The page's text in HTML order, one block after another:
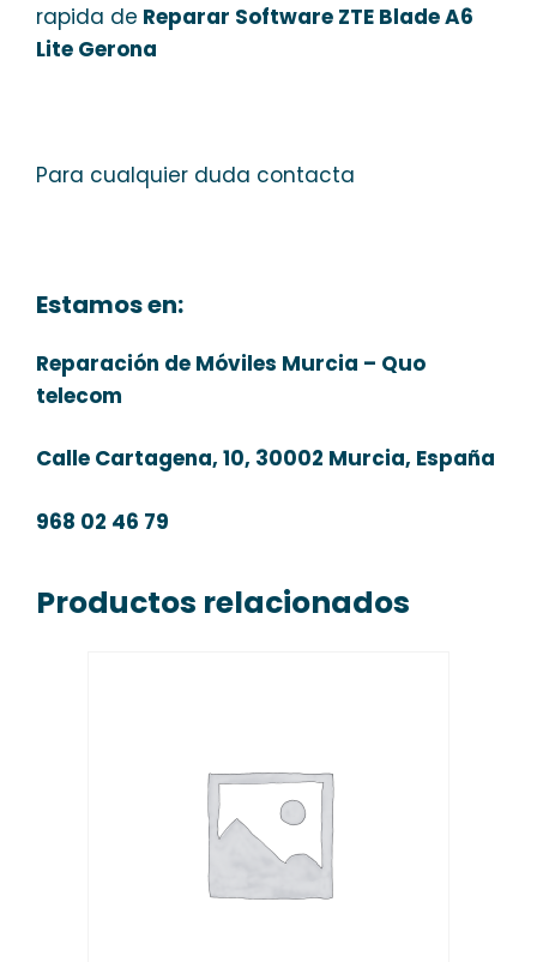
rapida de Reparar Software ZTE Blade A6
Lite Gerona
Para cualquier duda contacta
Estamos en:
Reparación de Móviles Murcia – Quo
telecom
Calle Cartagena, 10, 30002 Murcia, España
968 02 46 79
Productos relacionados